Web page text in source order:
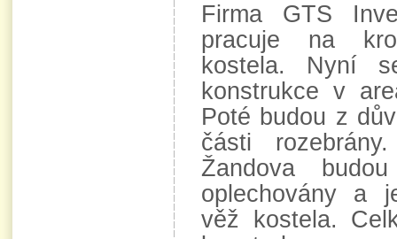
Firma GTS
pracuje na
kostela. Nyní
konstrukce v
Poté budou z
části
Žandova
oplechovány a
věž kostela.